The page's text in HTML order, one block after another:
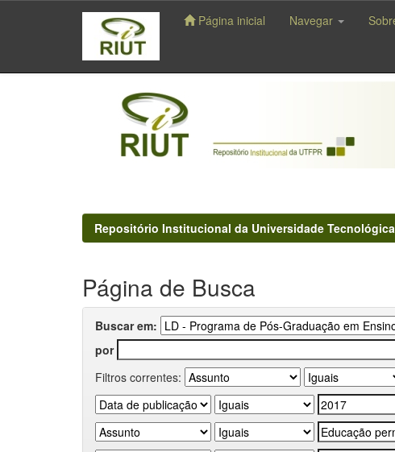
navigation
Página inicial Navegar
Repositório Institucional da Universidade
Página de Busca
Buscar em:
por
Filtros correntes: